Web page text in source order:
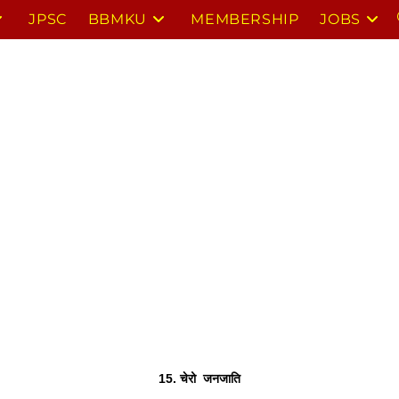
JPSC BBMKU MEMBERSHIP JOBS
15. चेरो  जनजाति